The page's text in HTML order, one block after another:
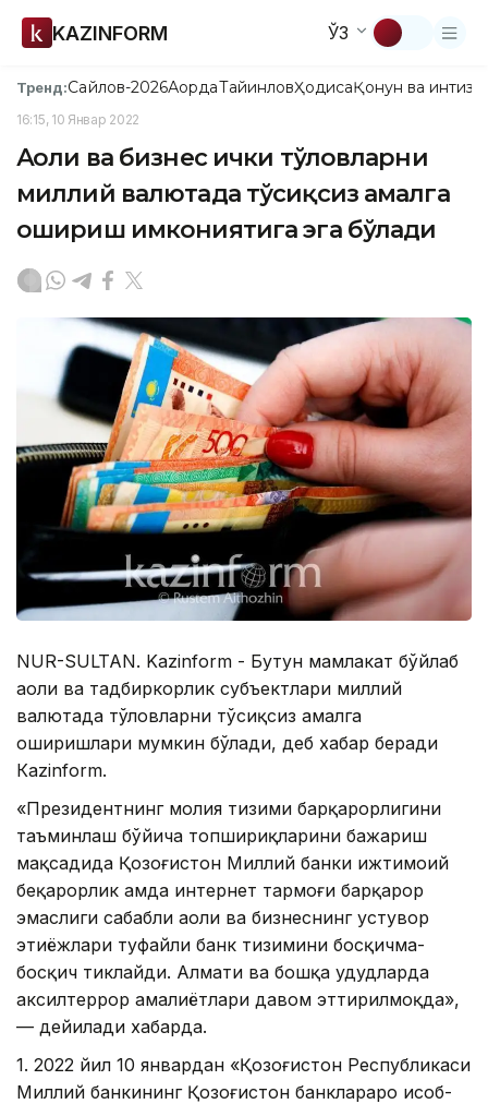
KAZINFORM ЎЗ
Тренд:Сайлов-2026АқордаТайинловҲодисаҚонун ва
16:15, 10 Январ 2022
Аҳоли ва бизнес ички тўловларни
миллий валютада тўсиқсиз амалга
ошириш имкониятига эга бўлади
NUR-SULTAN. Kazinform - Бутун мамлакат бўйлаб
аҳоли ва тадбиркорлик субъектлари миллий
валютада тўловларни тўсиқсиз амалга
оширишлари мумкин бўлади, деб хабар беради
Кazinform.
«Президентнинг молия тизими барқарорлигини
таъминлаш бўйича топшириқларини бажариш
мақсадида Қозоғистон Миллий банки ижтимоий
беқарорлик ҳамда интернет тармоғи барқарор
эмаслиги сабабли аҳоли ва бизнеснинг устувор
эҳтиёжлари туфайли банк тизимини босқичма-
босқич тиклайди. Алмати ва бошқа ҳудудларда
аксилтеррор амалиётлари давом эттирилмоқда»,
— дейилади хабарда.
1. 2022 йил 10 январдан «Қозоғистон Республикаси
Миллий банкининг Қозоғистон банклараро ҳисоб-